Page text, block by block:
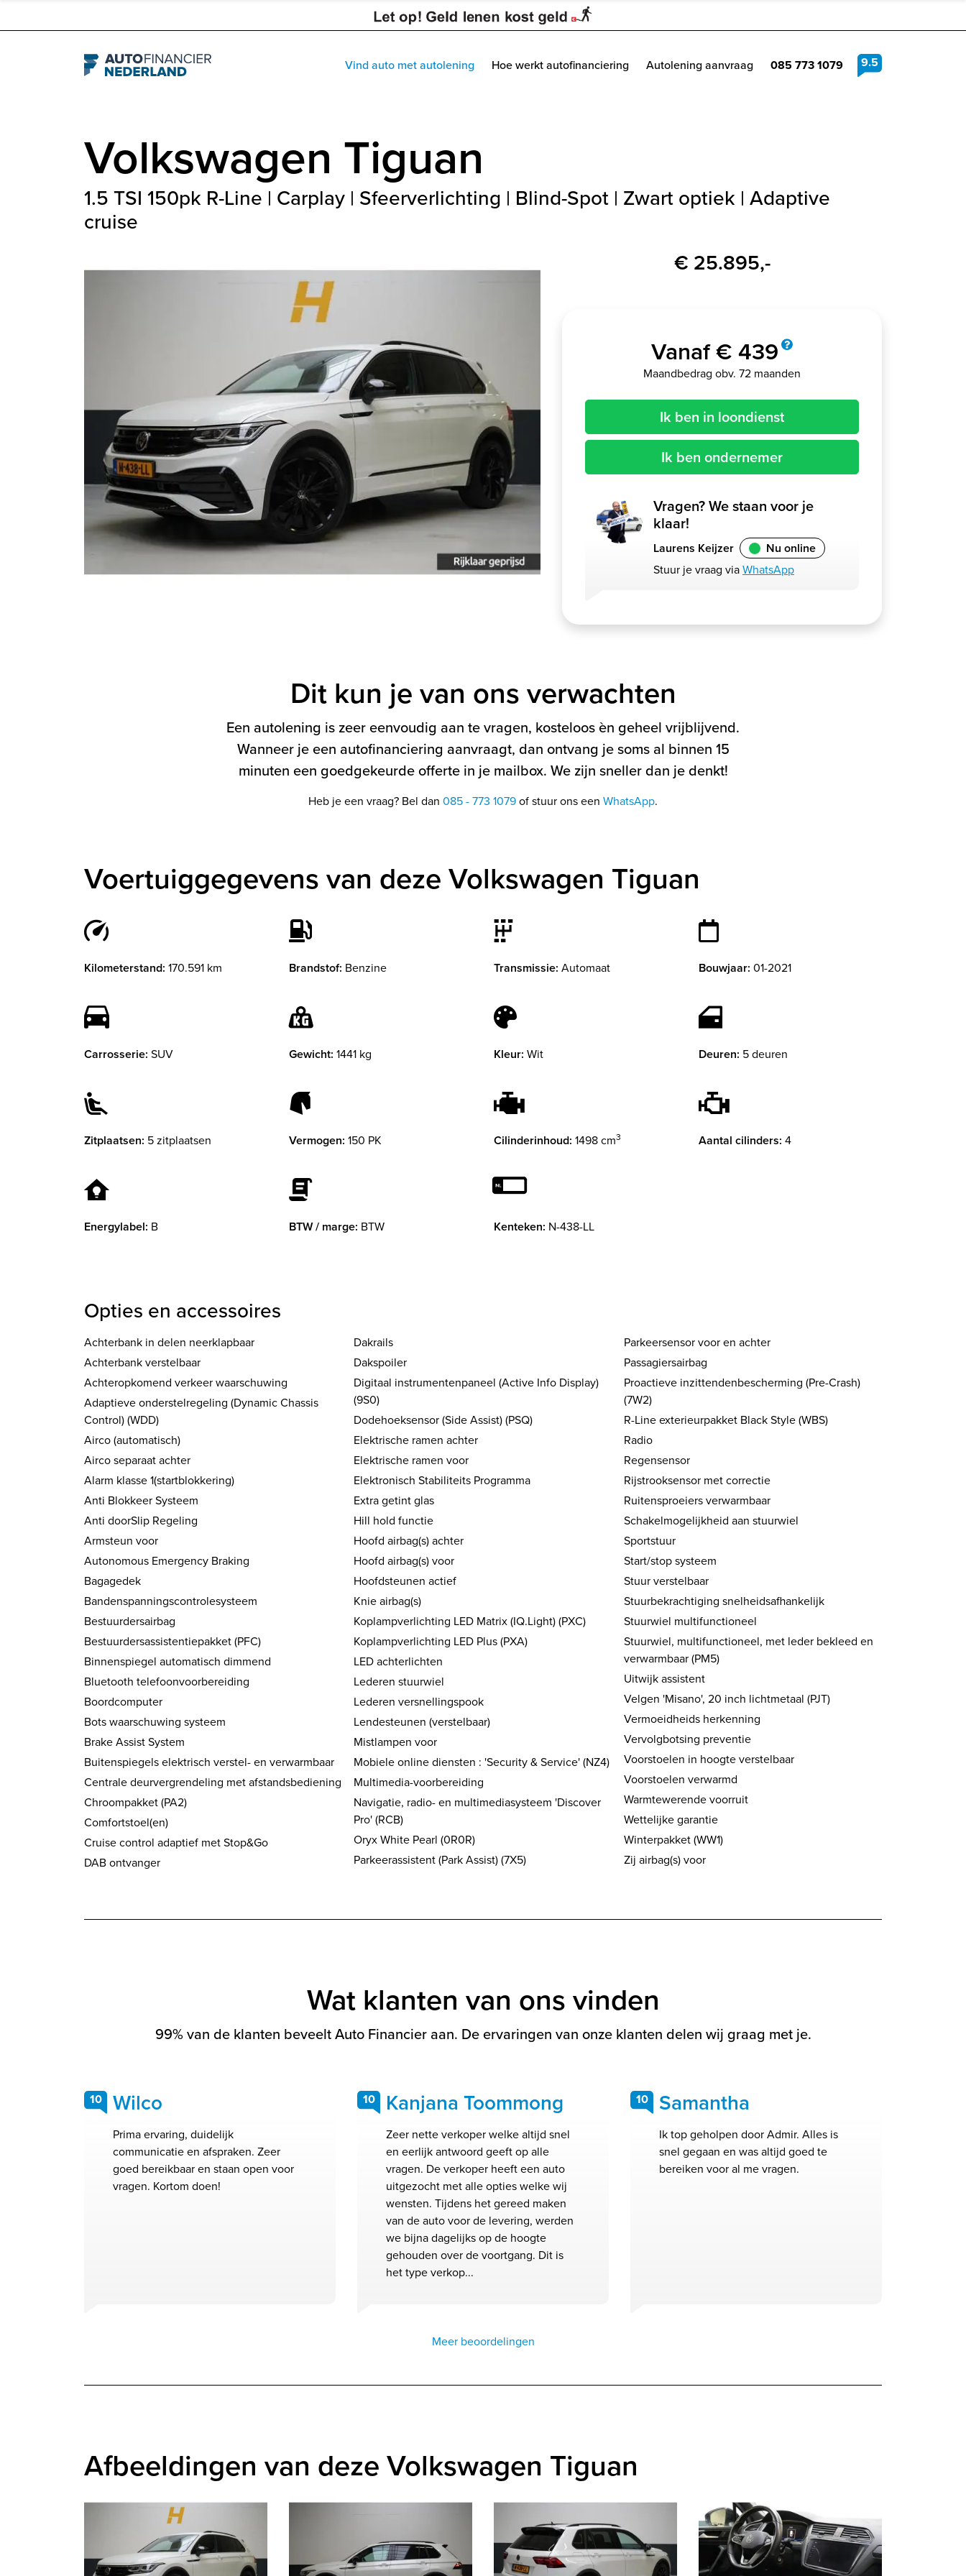
Navigation 9.5
Vind auto met autolening Hoe werkt autofinanciering Autolening aanvraag 085 773 1079
Volkswagen Tiguan
1.5 TSI 150pk R-Line | Carplay | Sfeerverlichting | Blind-Spot | Zwart optiek | Adaptive
cruise
€ 25.895,-
Vanaf € 439
Maandbedrag obv. 72 maanden
Ik ben in loondienst
Ik ben ondernemer
Vragen? We staan voor je
klaar!
Laurens Keijzer
Nu online
Stuur je vraag viaWhatsApp
Dit kun je van ons verwachten
Een autolening is zeer eenvoudig aan te vragen, kosteloos èn geheel vrijblijvend.
Wanneer je een autofinanciering aanvraagt, dan ontvang je soms al binnen 15
minuten een goedgekeurde offerte in je mailbox. We zijn sneller dan je denkt!
Heb je een vraag? Bel dan 085 - 773 1079of stuur ons een WhatsApp.
Voertuiggegevens van deze Volkswagen Tiguan
Kilometerstand: 170.591 km Brandstof: Benzine Transmissie: Automaat Bouwjaar: 01-2021
Carrosserie: SUV Gewicht: 1441 kg Kleur: Wit Deuren: 5 deuren
Zitplaatsen: 5 zitplaatsen Vermogen: 150 PK Cilinderinhoud: 1498 cm3 Aantal cilinders: 4
Energylabel: B BTW / marge: BTW Kenteken: N-438-LL
Opties en accessoires
Achterbank in delen neerklapbaar
Achterbank verstelbaar
Achteropkomend verkeer waarschuwing
Adaptieve onderstelregeling (Dynamic Chassis
Control) (WDD)
Airco (automatisch)
Airco separaat achter
Alarm klasse 1(startblokkering)
Anti Blokkeer Systeem
Anti doorSlip Regeling
Armsteun voor
Autonomous Emergency Braking
Bagagedek
Bandenspanningscontrolesysteem
Bestuurdersairbag
Bestuurdersassistentiepakket (PFC)
Binnenspiegel automatisch dimmend
Bluetooth telefoonvoorbereiding
Boordcomputer
Bots waarschuwing systeem
Brake Assist System
Buitenspiegels elektrisch verstel- en verwarmbaar
Centrale deurvergrendeling met afstandsbediening
Chroompakket (PA2)
Comfortstoel(en)
Cruise control adaptief met Stop&Go
DAB ontvanger
Dakrails
Dakspoiler
Digitaal instrumentenpaneel (Active Info Display)
(9S0)
Dodehoeksensor (Side Assist) (PSQ)
Elektrische ramen achter
Elektrische ramen voor
Elektronisch Stabiliteits Programma
Extra getint glas
Hill hold functie
Hoofd airbag(s) achter
Hoofd airbag(s) voor
Hoofdsteunen actief
Knie airbag(s)
Koplampverlichting LED Matrix (IQ.Light) (PXC)
Koplampverlichting LED Plus (PXA)
LED achterlichten
Lederen stuurwiel
Lederen versnellingspook
Lendesteunen (verstelbaar)
Mistlampen voor
Mobiele online diensten : 'Security & Service' (NZ4)
Multimedia-voorbereiding
Navigatie, radio- en multimediasysteem 'Discover
Pro' (RCB)
Oryx White Pearl (0R0R)
Parkeerassistent (Park Assist) (7X5)
Parkeersensor voor en achter
Passagiersairbag
Proactieve inzittendenbescherming (Pre-Crash)
(7W2)
R-Line exterieurpakket Black Style (WBS)
Radio
Regensensor
Rijstrooksensor met correctie
Ruitensproeiers verwarmbaar
Schakelmogelijkheid aan stuurwiel
Sportstuur
Start/stop systeem
Stuur verstelbaar
Stuurbekrachtiging snelheidsafhankelijk
Stuurwiel multifunctioneel
Stuurwiel, multifunctioneel, met leder bekleed en
verwarmbaar (PM5)
Uitwijk assistent
Velgen 'Misano', 20 inch lichtmetaal (PJT)
Vermoeidheids herkenning
Vervolgbotsing preventie
Voorstoelen in hoogte verstelbaar
Voorstoelen verwarmd
Warmtewerende voorruit
Wettelijke garantie
Winterpakket (WW1)
Zij airbag(s) voor
Wat klanten van ons vinden
99% van de klanten beveelt Auto Financier aan. De ervaringen van onze klanten delen wij graag met je.
10 Wilco
Prima ervaring, duidelijk
communicatie en afspraken. Zeer
goed bereikbaar en staan open voor
vragen. Kortom doen!
10 Kanjana Toommong
Zeer nette verkoper welke altijd snel
en eerlijk antwoord geeft op alle
vragen. De verkoper heeft een auto
uitgezocht met alle opties welke wij
wensten. Tijdens het gereed maken
van de auto voor de levering, werden
we bijna dagelijks op de hoogte
gehouden over de voortgang. Dit is
het type verkop...
10 Samantha
Ik top geholpen door Admir. Alles is
snel gegaan en was altijd goed te
bereiken voor al me vragen.
Meer beoordelingen
Afbeeldingen van deze Volkswagen Tiguan